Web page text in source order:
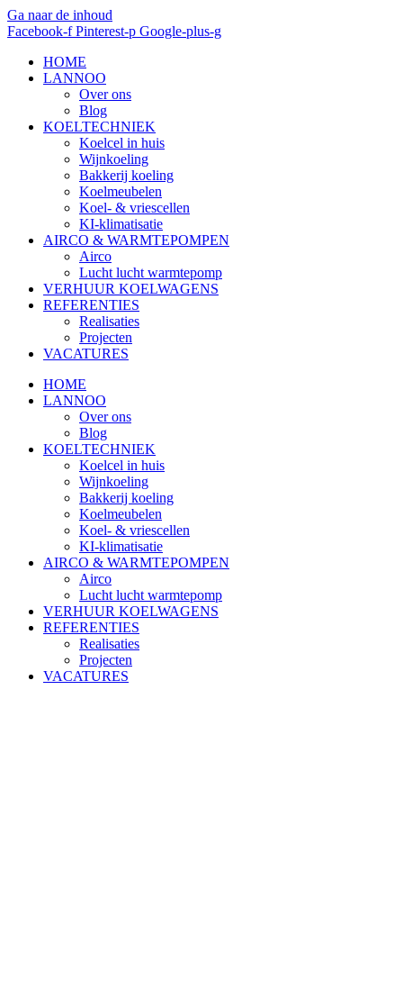
Ga naar de inhoud
Facebook-f Pinterest-p Google-plus-g
HOME
LANNOO
Over ons
Blog
KOELTECHNIEK
Koelcel in huis
Wijnkoeling
Bakkerij koeling
Koelmeubelen
Koel- & vriescellen
KI-klimatisatie
AIRCO & WARMTEPOMPEN
Airco
Lucht lucht warmtepomp
VERHUUR KOELWAGENS
REFERENTIES
Realisaties
Projecten
VACATURES
HOME
LANNOO
Over ons
Blog
KOELTECHNIEK
Koelcel in huis
Wijnkoeling
Bakkerij koeling
Koelmeubelen
Koel- & vriescellen
KI-klimatisatie
AIRCO & WARMTEPOMPEN
Airco
Lucht lucht warmtepomp
VERHUUR KOELWAGENS
REFERENTIES
Realisaties
Projecten
VACATURES